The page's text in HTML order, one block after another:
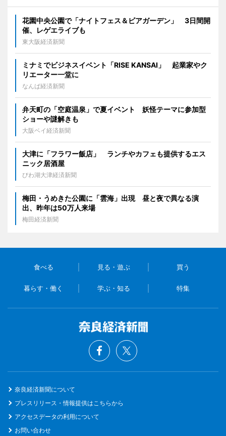
花園中央公園で「ナイトフェス＆ビアガーデン」 3日間開
催、レゲエライブも
東大阪経済新聞
ミナミでビジネスイベント「RISE KANSAI」 起業家やク
リエーター一堂に
なんば経済新聞
弁天町の「空庭温泉」で夏イベント 妖怪テーマに参加型
ショーや謎解きも
大阪ベイ経済新聞
大津に「フラワー飯店」 ランチやカフェも提供するエス
ニック居酒屋
びわ湖大津経済新聞
梅田・うめきた公園に「雲海」出現 昼と夜で異なる演
出、昨年は50万人来場
梅田経済新聞
食べる 見る・遊ぶ 買う
暮らす・働く 学ぶ・知る 特集
奈良経済新聞について
プレスリリース・情報提供はこちらから
アクセスデータの利用について
お問い合わせ